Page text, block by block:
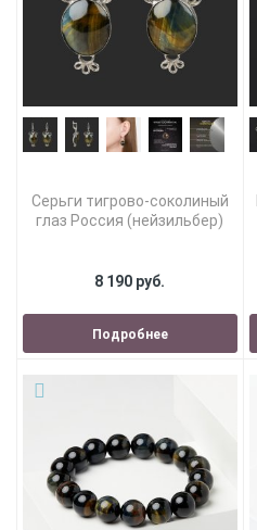
Серьги тигрово-соколиный
глаз Россия (нейзильбер)
8 190 руб.
Подробнее